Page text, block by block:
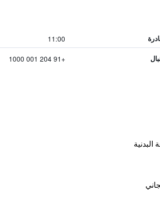
11:00
+91 204 001 1000
البدنية